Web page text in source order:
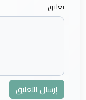
تعليق
إرسال التعليق